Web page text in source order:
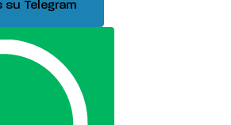
su Telegram